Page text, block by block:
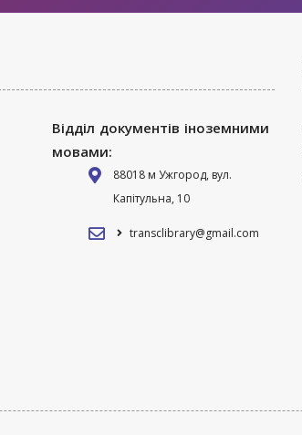
Відділ документів іноземними
мовами:
88018 м Ужгород, вул.
Капітульна, 10
transclibrary@gmail.com